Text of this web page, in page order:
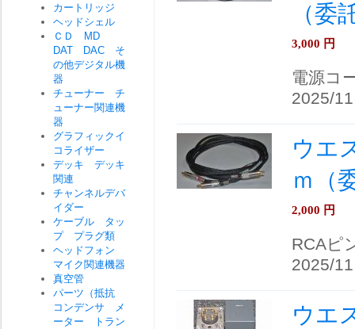
（委
3,000 円
電源コ
2025/11
ウエ
ｍ（
2,000 円
RCAピ
2025/11
ウエ
カートリッジ
ヘッドシェル
ＣＤ MD
DAT DAC そ
の他デジタル機
器
チューナー チ
ューナー関連機
器
グラフィックイ
コライザー
デッキ デッキ
関連
チャンネルデバ
イダー
ケーブル タッ
プ プラグ類
ヘッドフォン
マイク関連機器
真空管
パーツ（抵抗
コンデンサ メ
ーター トラン